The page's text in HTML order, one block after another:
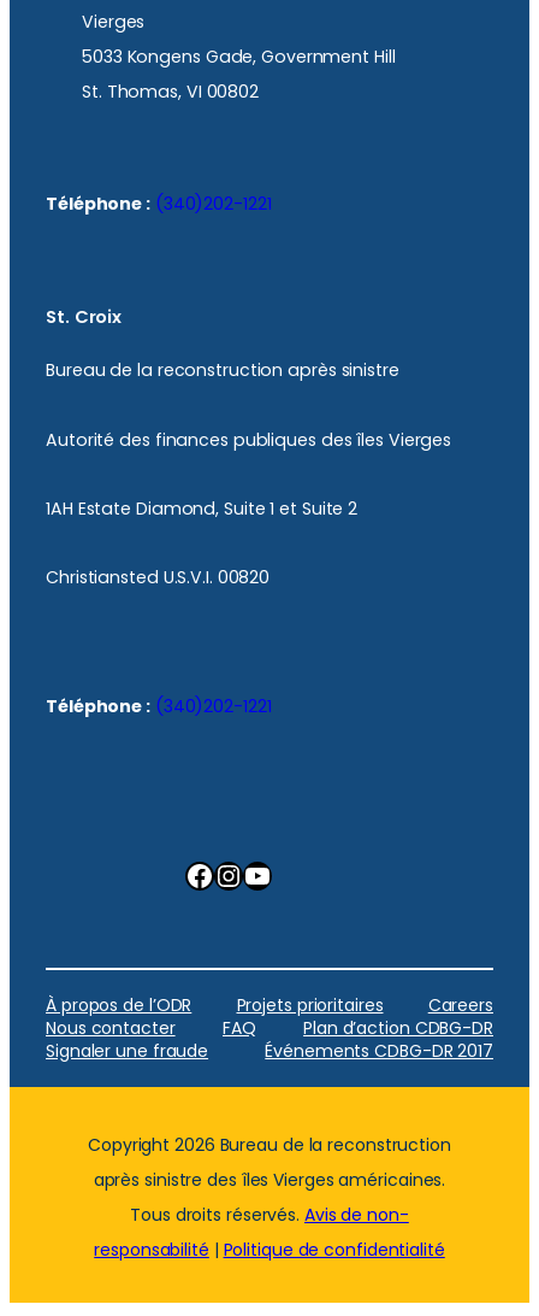
Vierges
5033 Kongens Gade, Government Hill
St. Thomas, VI 00802
Téléphone : (340)202-1221
St. Croix
Bureau de la reconstruction après sinistre
Autorité des finances publiques des îles Vierges
1AH Estate Diamond, Suite 1 et Suite 2
Christiansted U.S.V.I. 00820
Téléphone : (340)202-1221
Facebook InstagramYouTube
À propos de l’ODR Projets prioritaires
Careers
Nous contacter
FAQ
Plan d’action CDBG-DR
Signaler une fraude
Événements CDBG-DR 2017
Copyright 2026 Bureau de la reconstruction
après sinistre des îles Vierges américaines.
Tous droits réservés. Avis de non-
responsabilité | Politique de confidentialité